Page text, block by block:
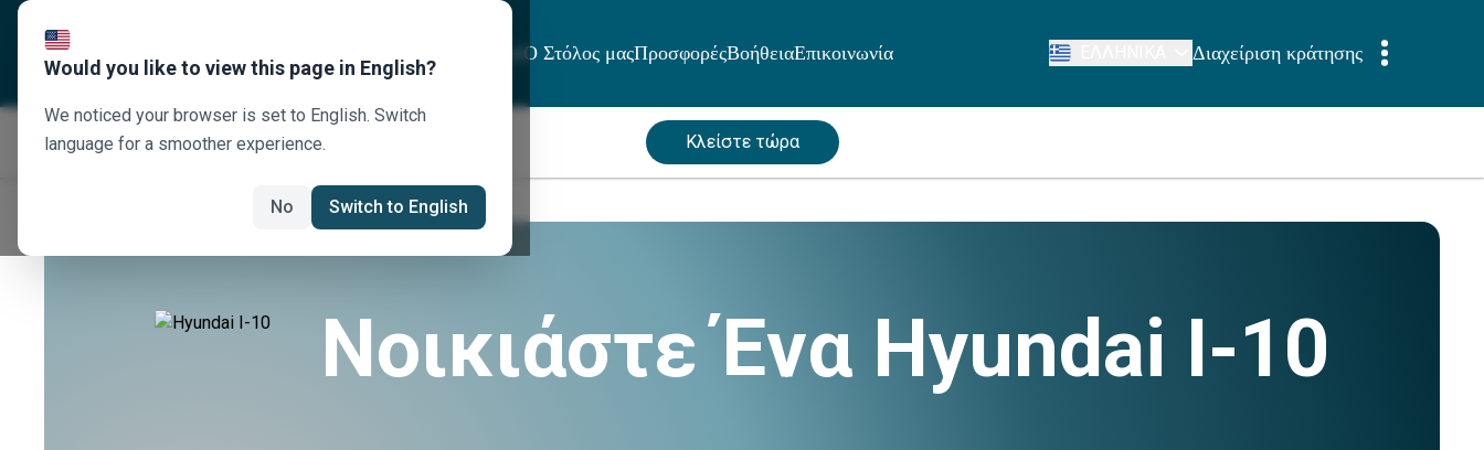
Σχετικά με εμάς ΠροορισμοίΟ Στόλος μαςΠροσφορέςΒοήθειαΕπικοινωνία Διαχείριση κράτησης
Κλείστε τώρα
Νοικιάστε Ένα Hyundai I-10
Would you like to view this page in English?
We noticed your browser is set to English. Switch
language for a smoother experience.
No Switch to English